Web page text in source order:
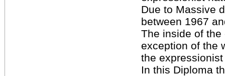
Due to Massive
between 1967
The inside of
exception of the
the
In this Diploma